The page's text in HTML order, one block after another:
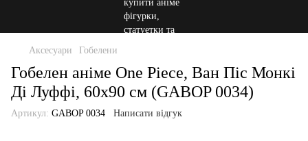
Аксесуари Гобелени
Гобелен аніме One Piece, Ван Піс Монкі
Ді Луффі, 60х90 см (GABOP 0034)
Артикул: GABOP 0034 Написати відгук